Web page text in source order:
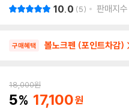
10.0 5 판매지수
구매혜택 볼노크펜 (포인트차감)
18,000원
5 17,100